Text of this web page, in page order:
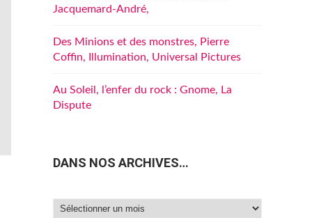
Jacquemard-André,
Des Minions et des monstres, Pierre
Coffin, Illumination, Universal Pictures
Au Soleil, l’enfer du rock : Gnome, La
Dispute
DANS NOS ARCHIVES…
Dans